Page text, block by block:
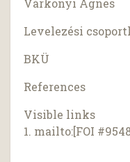
Várkonyi Ágnes
Levelezési
BKÜ
References
Visible links
1. mailto:[FOI